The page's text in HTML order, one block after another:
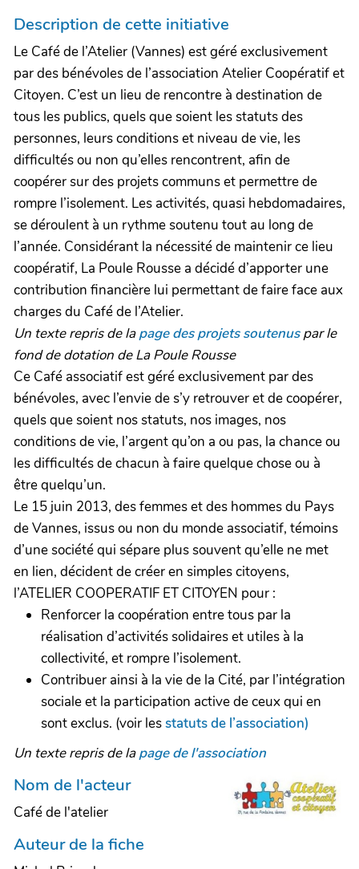
Description de cette initiative
Le Café de l’Atelier (Vannes) est géré exclusivement
par des bénévoles de l’association Atelier Coopératif et
Citoyen. C’est un lieu de rencontre à destination de
tous les publics, quels que soient les statuts des
personnes, leurs conditions et niveau de vie, les
difficultés ou non qu’elles rencontrent, afin de
coopérer sur des projets communs et permettre de
rompre l’isolement. Les activités, quasi hebdomadaires,
se déroulent à un rythme soutenu tout au long de
l’année. Considérant la nécessité de maintenir ce lieu
coopératif, La Poule Rousse a décidé d’apporter une
contribution financière lui permettant de faire face aux
charges du Café de l’Atelier.
Un texte repris de lapage des projets soutenuspar le
fond de dotation de La Poule Rousse
Ce Café associatif est géré exclusivement par des
bénévoles, avec l’envie de s’y retrouver et de coopérer,
quels que soient nos statuts, nos images, nos
conditions de vie, l’argent qu’on a ou pas, la chance ou
les difficultés de chacun à faire quelque chose ou à
être quelqu’un.
Le 15 juin 2013, des femmes et des hommes du Pays
de Vannes, issus ou non du monde associatif, témoins
d’une société qui sépare plus souvent qu’elle ne met
en lien, décident de créer en simples citoyens,
l’ATELIER COOPERATIF ET CITOYEN pour :
Renforcer la coopération entre tous par la
réalisation d’activités solidaires et utiles à la
collectivité, et rompre l’isolement.
Contribuer ainsi à la vie de la Cité, par l’intégration
sociale et la participation active de ceux qui en
sont exclus. (voir lesstatuts de l’association)
Un texte repris de lapage de l'association
Nom de l'acteur
Café de l'atelier
Auteur de la fiche